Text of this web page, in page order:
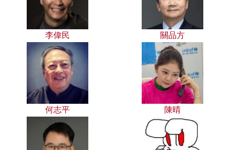
李偉民 關品方
何志平 陳晴